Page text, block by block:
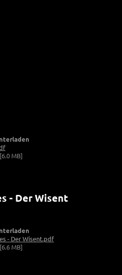
MB]
- Der Wisent
- Der Wisent.pdf
MB]